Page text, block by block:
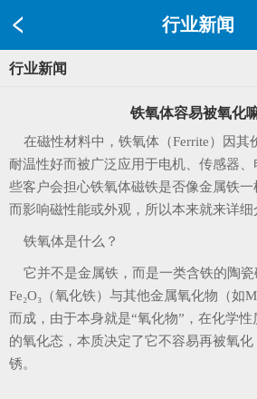
行业新闻
行业新闻
铁氧体容易被氧化
在磁性材料中，铁氧体（Ferrite）因其
耐温性好而被广泛应用于电机、传感器
些客户会担心铁氧体磁铁是否像金属铁
而影响磁性能或外观，所以本来就来详细
铁氧体是什么？
它并不是金属铁，而是一类含铁的陶瓷
Fe₂O₃（氧化铁）与其他金属氧化物（如
而成，由于本身就是“氧化物”，在化学
的氧化态，本质决定了它不容易再被氧
锈。